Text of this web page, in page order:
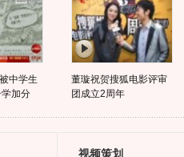
中学生
加分
董璇祝贺搜狐电影评审
团成立2周年
视频策划